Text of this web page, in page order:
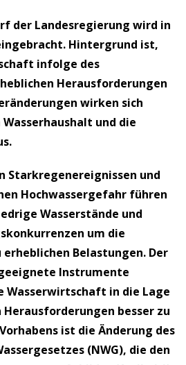
der Landesregierung wird in
Hintergrund ist,
infolge des
Herausforderungen
wirken sich
und die
Starkregenereignissen und
Hochwassergefahr führen
Wasserstände und
um die
erheblichen Belastungen. Der
Instrumente
Wasserwirtschaft in die Lage
besser zu
ist die Änderung des
(NWG), die den